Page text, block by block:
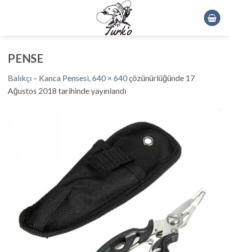
PENSE
Balıkçı – Kanca Pensesi,640 × 640çözünürlüğünde 17
Ağustos 2018 tarihinde yayınlandı